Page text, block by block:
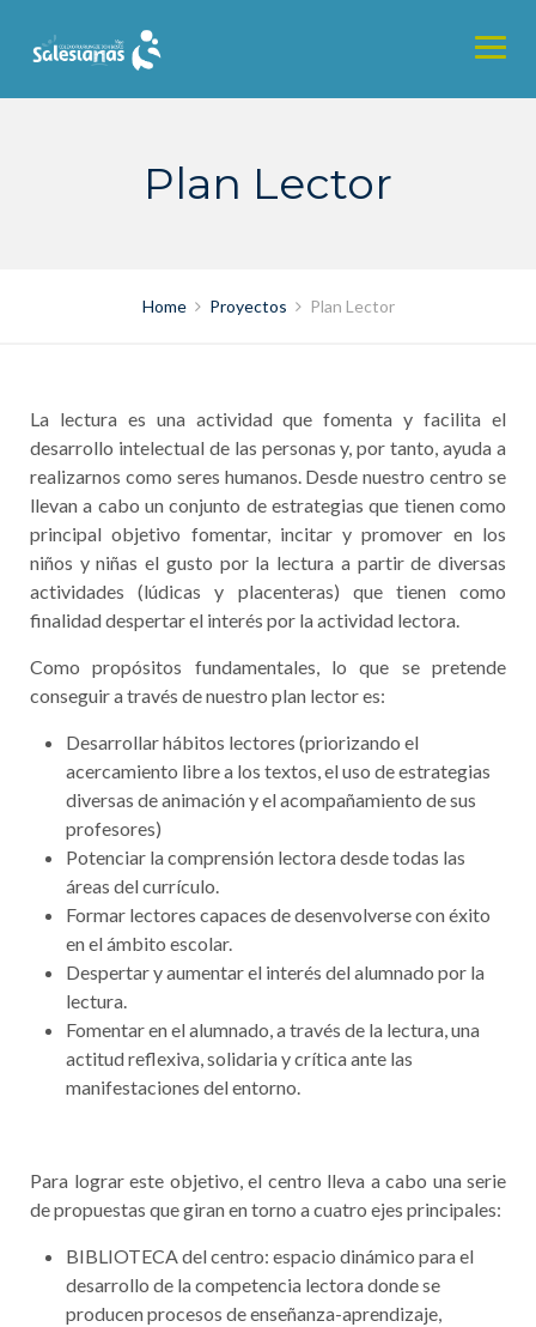
content
Plan Lector
Home Proyectos Plan Lector
La lectura es una actividad que fomenta y facilita el
desarrollo intelectual de las personas y, por tanto, ayuda a
realizarnos como seres humanos. Desde nuestro centro se
llevan a cabo un conjunto de estrategias que tienen como
principal objetivo fomentar, incitar y promover en los
niños y niñas el gusto por la lectura a partir de diversas
actividades (lúdicas y placenteras) que tienen como
finalidad despertar el interés por la actividad lectora.
Como propósitos fundamentales, lo que se pretende
conseguir a través de nuestro plan lector es:
Desarrollar hábitos lectores (priorizando el
acercamiento libre a los textos, el uso de estrategias
diversas de animación y el acompañamiento de sus
profesores)
Potenciar la comprensión lectora desde todas las
áreas del currículo.
Formar lectores capaces de desenvolverse con éxito
en el ámbito escolar.
Despertar y aumentar el interés del alumnado por la
lectura.
Fomentar en el alumnado, a través de la lectura, una
actitud reflexiva, solidaria y crítica ante las
manifestaciones del entorno.
Para lograr este objetivo, el centro lleva a cabo una serie
de propuestas que giran en torno a cuatro ejes principales:
BIBLIOTECA del centro: espacio dinámico para el
desarrollo de la competencia lectora donde se
producen procesos de enseñanza-aprendizaje,